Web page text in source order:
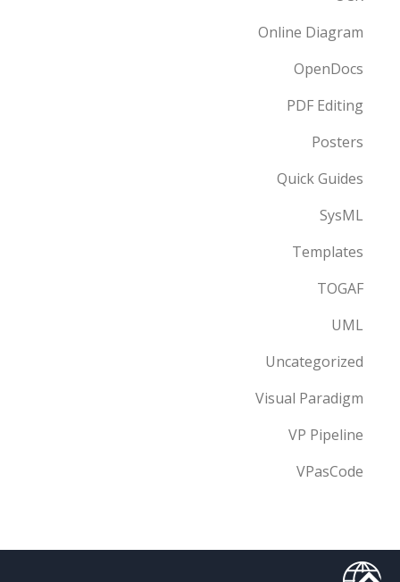
Online Diagram
OpenDocs
PDF Editing
Posters
Quick Guides
SysML
Templates
TOGAF
UML
Uncategorized
Visual Paradigm
VP Pipeline
VPasCode